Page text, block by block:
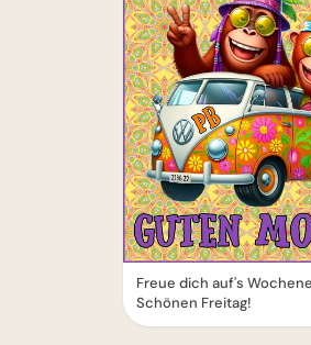
Freue dich auf's
Schönen Freitag!